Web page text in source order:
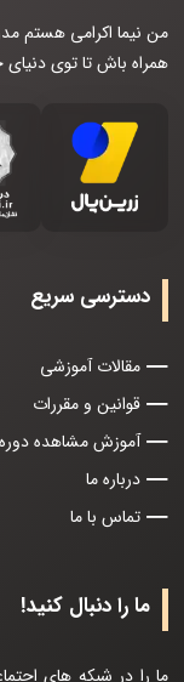
من نیما اکرامی هستم
همراه باش تا توی
دسترسی سریع
مقالات آموزشی
قوانین و مقررات
آموزش مشاهده
درباره ما
تماس با ما
ما را دنبال کنید!
ما را در شبکه های